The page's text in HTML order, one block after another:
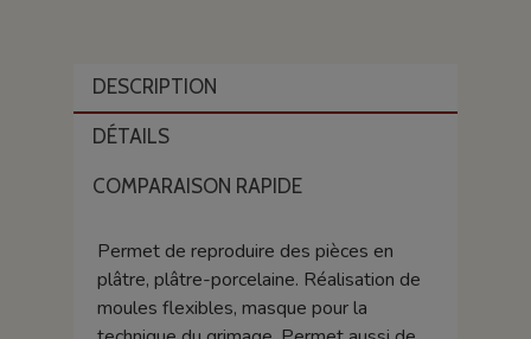
DESCRIPTION
DÉTAILS
COMPARAISON RAPIDE
Permet de reproduire des pièces en
plâtre, plâtre-porcelaine. Réalisation de
moules flexibles, masque pour la